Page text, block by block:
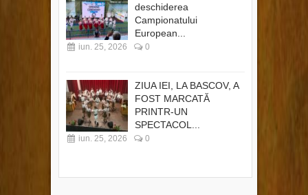
deschiderea
Campionatului
European...
iun. 25, 2026 0
ZIUA IEI, LA BASCOV, A
FOST MARCATĂ
PRINTR-UN
SPECTACOL...
iun. 25, 2026 0